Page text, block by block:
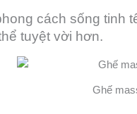
cách sống tinh
tuyệt vời hơn.
Ghế